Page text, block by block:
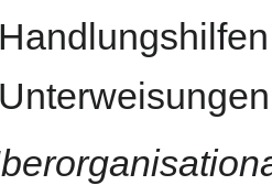
Unterweisungen